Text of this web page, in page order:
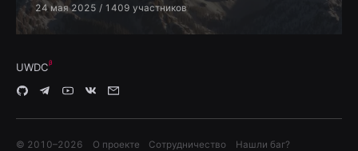
24 мая 2025 / 1409 участников
UWDC
© 2010–2026 О проекте Сотрудничество Нашли баг?